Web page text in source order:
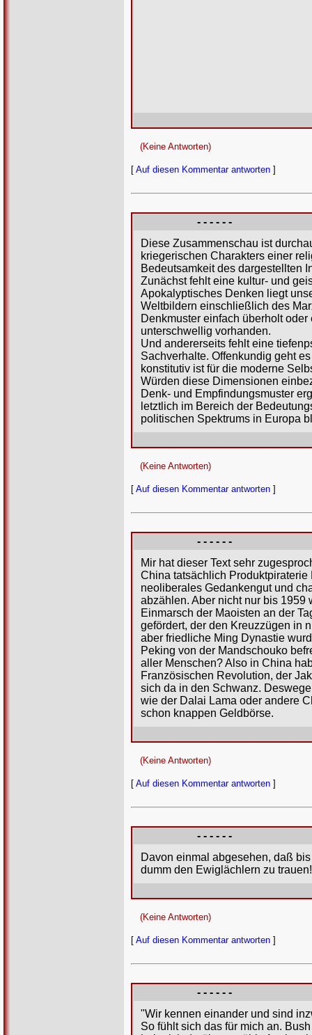
(Keine Antworten)
[ Auf diesen Kommentar antworten ]
- - - - - -
Diese Zusammenschau ist
kriegerischen Charakters einer
Bedeutsamkeit des dargestellten
Zunächst fehlt eine kultur- und
Apokalyptisches Denken liegt
Weltbildern einschließlich des
Denkmuster einfach überholt
unterschwellig vorhanden.
Und andererseits fehlt eine
Sachverhalte. Offenkundig geht
konstitutiv ist für die moderne
Würden diese Dimensionen
Denk- und Empfindungsmuster
letztlich im Bereich der
politischen Spektrums in Europa
(Keine Antworten)
[ Auf diesen Kommentar antworten ]
- - - - - -
Mir hat dieser Text sehr
China tatsächlich
neoliberales Gedankengut und
abzählen. Aber nicht nur bis 1959
Einmarsch der Maoisten an der
gefördert, der den Kreuzzügen in
aber friedliche Ming Dynastie
Peking von der Mandschouko
aller Menschen? Also in China
Französischen Revolution, der
sich da in den Schwanz.
wie der Dalai Lama oder andere
schon knappen Geldbörse.
(Keine Antworten)
[ Auf diesen Kommentar antworten ]
- - - - - -
Davon einmal abgesehen, daß
dumm den Ewiglächlern zu trauen!
(Keine Antworten)
[ Auf diesen Kommentar antworten ]
- - - - - -
"Wir kennen einander und sind
So fühlt sich das für mich an.